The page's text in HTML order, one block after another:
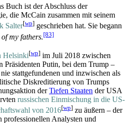
Buch ist der Abschluss der
die McCain zusammen mit seinem
Salter[wp] geschrieben hat. Sie begann
my fathers.[83]
Helsinki[wp] im Juli 2018 zwischen
Präsidenten Putin, bei dem Trump –
stattgefundenen und inzwischen als
Diskreditierung von Trumps
derTiefen Staaten der USA
russischen Einmischung in die US-
von 2016[wp] zu äußern – der
professionellen Analysten und